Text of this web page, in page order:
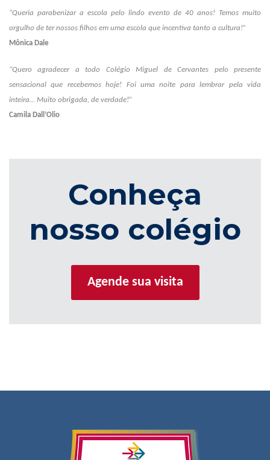
“Queria parabenizar a escola pelo lindo evento de 40 anos! Temos muito
orgulho de ter nossos filhos em uma escola que incentiva tanto a cultura!”
Mônica Dale
“Quero agradecer a todo Colégio Miguel de Cervantes pelo presente
sensacional que recebemos hoje! Foi uma noite para lembrar pela vida
inteira… Muito obrigada, de verdade!”
Camila Dall’Olio
Conheça
nosso colégio
Agende sua visita